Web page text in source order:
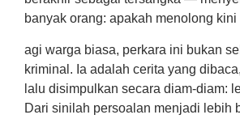
banyak orang: apakah menolong
agi warga biasa, perkara ini bukan
kriminal. Ia adalah cerita yang
lalu disimpulkan secara diam-diam:
Dari sinilah persoalan menjadi lebih